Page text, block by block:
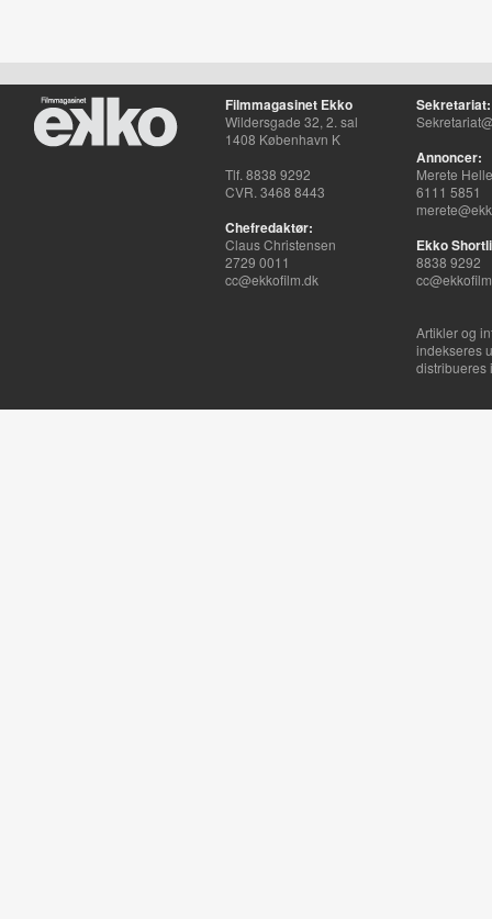
Filmmagasinet Ekko
Wildersgade 32, 2. sal
1408 København K
Tlf. 8838 9292
CVR. 3468 8443
Chefredaktør:
Claus Christensen
2729 0011
cc@ekkofilm.dk
Sekretariat:
Annoncer:
Merete
6111 5851
Ekko
8838 9292
Artikler og
indekseres
distribueres